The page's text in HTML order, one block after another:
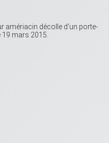
amériacin décolle d’un porte-
19 mars 2015.